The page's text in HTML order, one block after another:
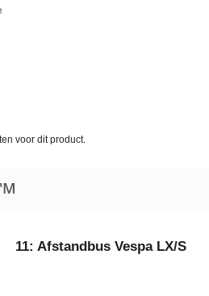
voor dit product.
11: Afstandbus Vespa LX/S